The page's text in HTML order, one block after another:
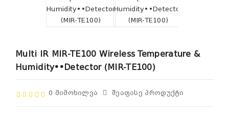
Multi IR MIR-TE100 Wireless Temperature &
Humidity••Detector (MIR-TE100)
0 Მიმოხილვა Შეაფასე Პროდუქტი